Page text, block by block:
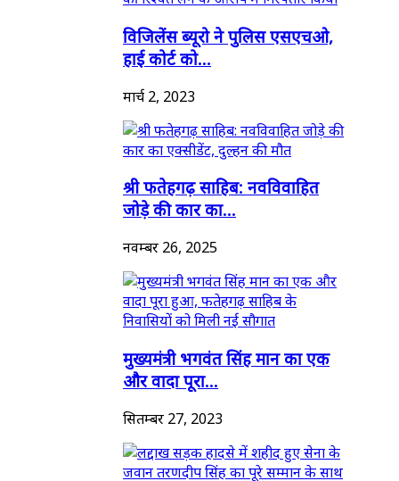
विजिलेंस ब्यूरो ने पुलिस एसएचओ,
हाई कोर्ट को...
मार्च 2, 2023
श्री फतेहगढ़ साहिब: नवविवाहित
जोड़े की कार का...
नवम्बर 26, 2025
मुख्यमंत्री भगवंत सिंह मान का एक
और वादा पूरा...
सितम्बर 27, 2023